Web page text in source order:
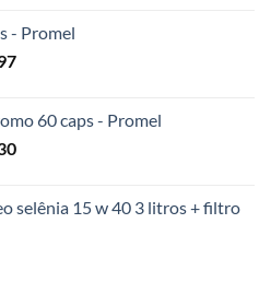
é:
- Promel
O
é:
R$26,97.
60 caps - Promel
O
é:
selênia 15 w 40 3 litros + filtro